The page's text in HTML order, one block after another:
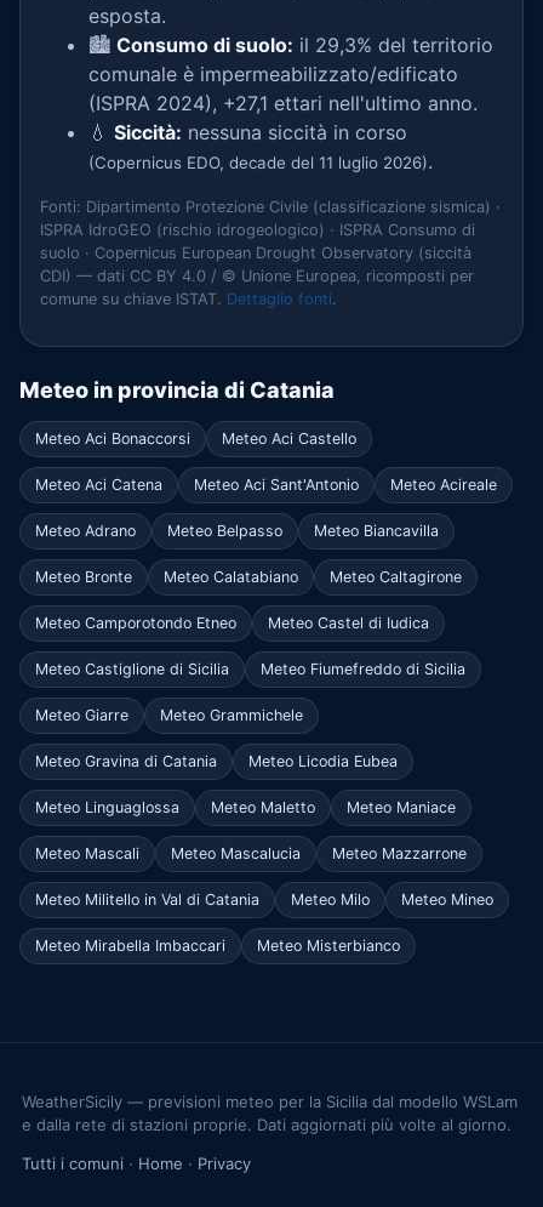
esposta.
🏙️ Consumo di suolo: il 29,3% del territorio
comunale è impermeabilizzato/edificato
(ISPRA 2024), +27,1 ettari nell'ultimo anno.
💧 Siccità: nessuna siccità in corso
(Copernicus EDO, decade del 11 luglio 2026).
Fonti: Dipartimento Protezione Civile (classificazione sismica) ·
ISPRA IdroGEO (rischio idrogeologico) · ISPRA Consumo di
suolo · Copernicus European Drought Observatory (siccità
CDI) — dati CC BY 4.0 / © Unione Europea, ricomposti per
comune su chiave ISTAT. Dettaglio fonti.
Meteo in provincia di Catania
Meteo Aci Bonaccorsi Meteo Aci Castello
Meteo Aci Catena Meteo Aci Sant'Antonio Meteo Acireale
Meteo Adrano Meteo Belpasso Meteo Biancavilla
Meteo Bronte Meteo Calatabiano Meteo Caltagirone
Meteo Camporotondo Etneo Meteo Castel di Iudica
Meteo Castiglione di Sicilia Meteo Fiumefreddo di Sicilia
Meteo Giarre Meteo Grammichele
Meteo Gravina di Catania Meteo Licodia Eubea
Meteo Linguaglossa Meteo Maletto Meteo Maniace
Meteo Mascali Meteo Mascalucia Meteo Mazzarrone
Meteo Militello in Val di Catania Meteo Milo Meteo Mineo
Meteo Mirabella Imbaccari Meteo Misterbianco
WeatherSicily — previsioni meteo per la Sicilia dal modello WSLam
e dalla rete di stazioni proprie. Dati aggiornati più volte al giorno.
Tutti i comuni · Home · Privacy